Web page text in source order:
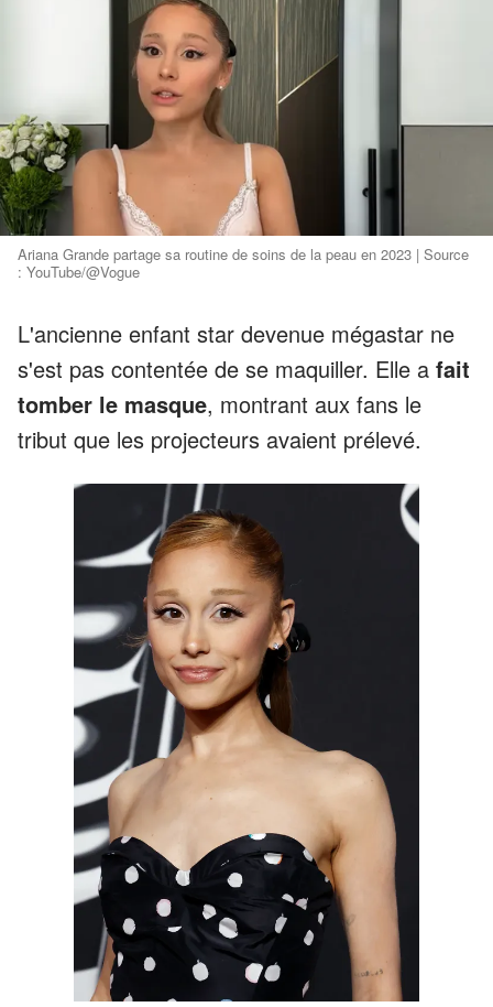
Ariana Grande partage sa routine de soins de la peau en 2023 | Source
: YouTube/@Vogue
L'ancienne enfant star devenue mégastar ne
s'est pas contentée de se maquiller. Elle a fait
tomber le masque, montrant aux fans le
tribut que les projecteurs avaient prélevé.